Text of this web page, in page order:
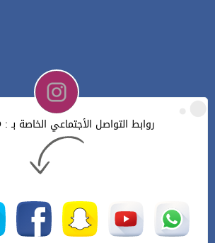
روابط التواصل الأجتماعي الخاصة بـ : MIKARO